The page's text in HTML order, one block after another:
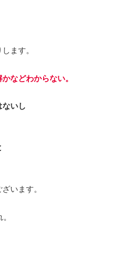
ます。
などわからない。
いし
います。